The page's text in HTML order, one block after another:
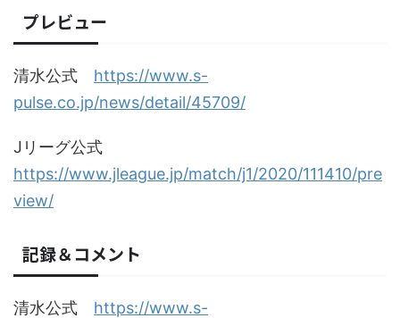
プレビュー
清水公式 https://www.s-
pulse.co.jp/news/detail/45709/
Jリーグ公式
https://www.jleague.jp/match/j1/2020/111410/pre
view/
記録＆コメント
清水公式 https://www.s-